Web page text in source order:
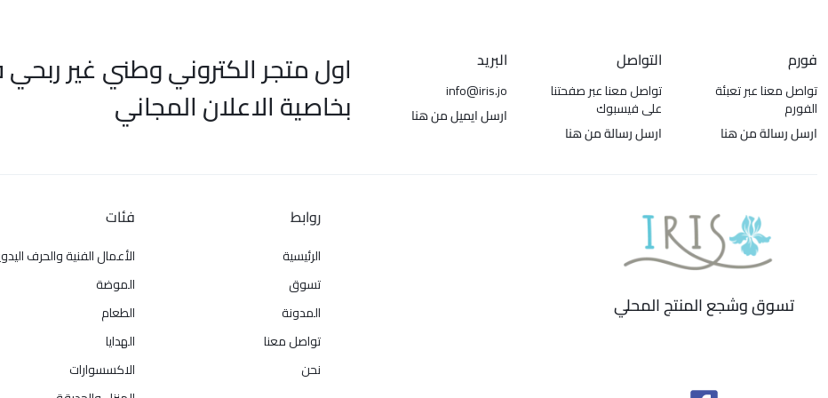
فورم
تواصل معنا عبر تعبئة
الفورم
ارسل رسالة من هنا
التواصل
تواصل معنا عبر صفحتنا
على فيسبوك
ارسل رسالة من هنا
البريد
info@iris.jo
ارسل ايميل من هنا
اول متجر الكتروني وطني غير ربحي
بخاصية الاعلان المجاني
تسوق وشجع المنتج المحلي
روابط
الرئيسية
تسوق
المدونة
تواصل معنا
نحن
فئات
الأعمال الفنية والحرف
الموضة
الطعام
الهدايا
الاكسسوارات